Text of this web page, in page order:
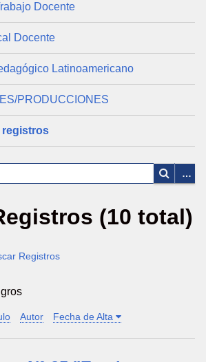
Docente
Docente
Latinoamericano
PRODUCCIONES
(10 total)
Registros
Autor Fecha de Alta